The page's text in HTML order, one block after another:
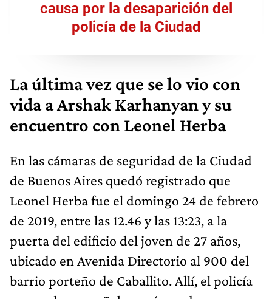
causa por la desaparición del
policía de la Ciudad
La última vez que se lo vio con
vida a Arshak Karhanyan y su
encuentro con Leonel Herba
En las cámaras de seguridad de la Ciudad
de Buenos Aires quedó registrado que
Leonel Herba fue el domingo 24 de febrero
de 2019, entre las 12.46 y las 13:23, a la
puerta del edificio del joven de 27 años,
ubicado en Avenida Directorio al 900 del
barrio porteño de Caballito. Allí, el policía